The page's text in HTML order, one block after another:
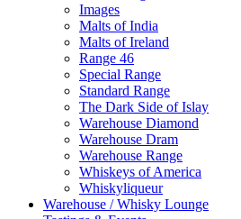
Images
Malts of India
Malts of Ireland
Range 46
Special Range
Standard Range
The Dark Side of Islay
Warehouse Diamond
Warehouse Dram
Warehouse Range
Whiskeys of America
Whiskyliqueur
Warehouse / Whisky Lounge